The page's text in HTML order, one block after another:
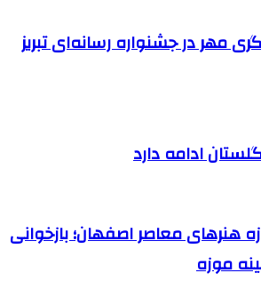
مهر در جشنواره رسانه‌ای تبریز
ادامه دارد
هنرهای معاصر اصفهان؛ بازخوانی
موزه